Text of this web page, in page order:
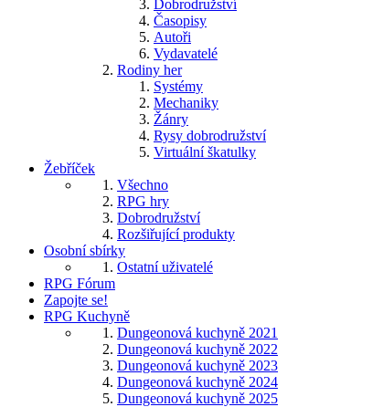
Dobrodružství
Časopisy
Autoři
Vydavatelé
Rodiny her
Systémy
Mechaniky
Žánry
Rysy dobrodružství
Virtuální škatulky
Žebříček
Všechno
RPG hry
Dobrodružství
Rozšiřující produkty
Osobní sbírky
Ostatní uživatelé
RPG Fórum
Zapojte se!
RPG Kuchyně
Dungeonová kuchyně 2021
Dungeonová kuchyně 2022
Dungeonová kuchyně 2023
Dungeonová kuchyně 2024
Dungeonová kuchyně 2025